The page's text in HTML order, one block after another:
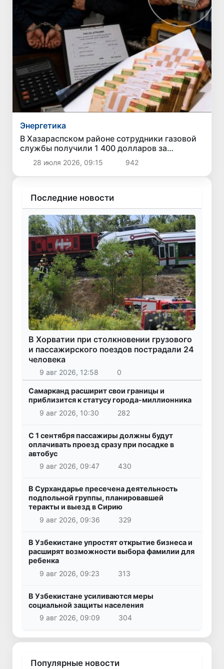
Энергетика
В Хазараспском районе сотрудники газовой
службы получили 1 400 долларов за
обещание снизить ущерб за незаконный газ
28 июля 2026, 09:15 942
Последние новости
В Хорватии при столкновении грузового
и пассажирского поездов пострадали 24
человека
9 авг 2026, 12:58 0
Самарканд расширит свои границы и
приблизится к статусу города-миллионника
9 авг 2026, 10:30
282
С 1 сентября пассажиры должны будут
оплачивать проезд сразу при посадке в
автобус
9 авг 2026, 09:47
430
В Сурхандарье пресечена деятельность
подпольной группы, планировавшей
теракты и выезд в Сирию
9 авг 2026, 09:36
329
В Узбекистане упростят открытие бизнеса и
расширят возможности выбора фамилии для
ребенка
9 авг 2026, 09:23
313
В Узбекистане усиливаются меры
социальной защиты населения
9 авг 2026, 09:09
304
Популярные новости